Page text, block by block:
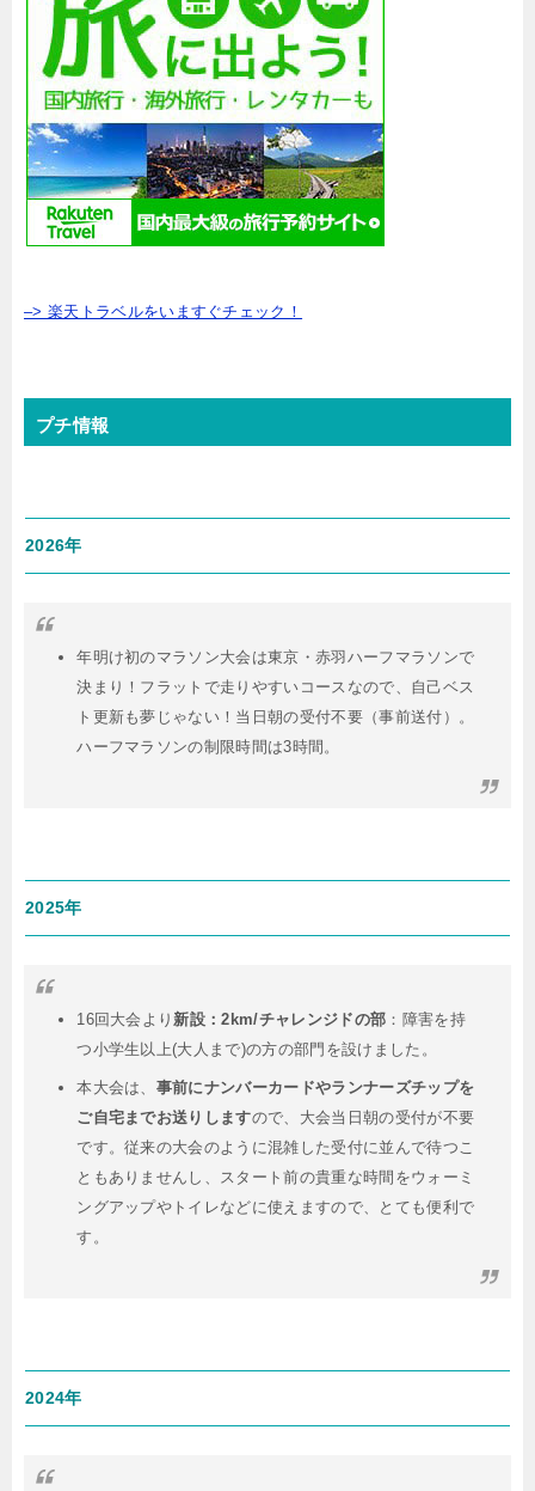
–> 楽天トラベルをいますぐチェック！
プチ情報
2026年
年明け初のマラソン大会は東京・赤羽ハーフマラソンで
決まり！フラットで走りやすいコースなので、自己ベス
ト更新も夢じゃない！当日朝の受付不要（事前送付）。
ハーフマラソンの制限時間は3時間。
2025年
16回大会より新設：2km/チャレンジドの部 ：障害を持
つ小学生以上(大人まで)の方の部門を設けました。
本大会は、 事前にナンバーカードやランナーズチップを
ご自宅までお送りしますので、大会当日朝の受付が不要
です。従来の大会のように混雑した受付に並んで待つこ
ともありませんし、スタート前の貴重な時間をウォーミ
ングアップやトイレなどに使えますので、とても便利で
す。
2024年